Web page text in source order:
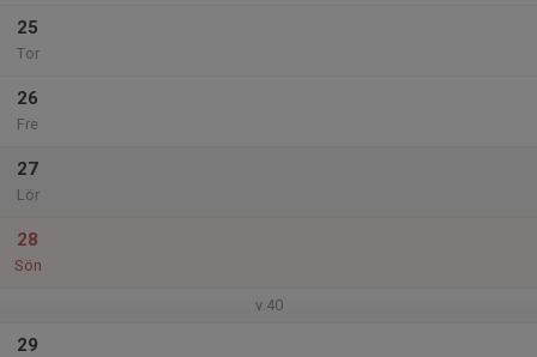
25
Tor
26
Fre
27
Lör
28
Sön
v.40
29